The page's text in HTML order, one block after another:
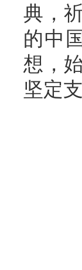
典，
的中
想，
坚定